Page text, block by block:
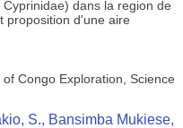
dans la region de
proposition d'une aire
Congo Exploration, Science
S., Bansimba Mukiese,